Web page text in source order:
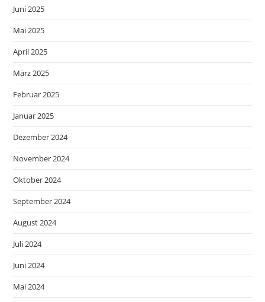
Juni 2025
Mai 2025
April 2025
März 2025
Februar 2025
Januar 2025
Dezember 2024
November 2024
Oktober 2024
September 2024
August 2024
Juli 2024
Juni 2024
Mai 2024